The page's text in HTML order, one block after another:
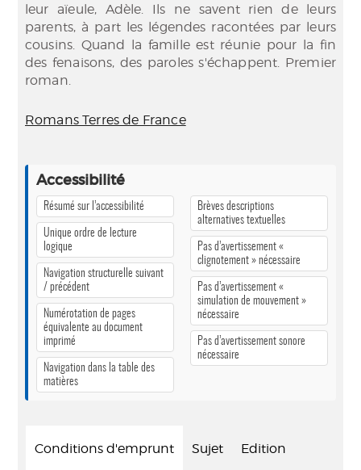
leur aïeule, Adèle. Ils ne savent rien de leurs
parents, à part les légendes racontées par leurs
cousins. Quand la famille est réunie pour la fin
des fenaisons, des paroles s'échappent. Premier
roman.
Romans Terres de France
Accessibilité
Résumé sur l’accessibilité
Unique ordre de lecture
logique
Navigation structurelle suivant
/ précédent
Numérotation de pages
équivalente au document
imprimé
Navigation dans la table des
matières
Brèves descriptions
alternatives textuelles
Pas d’avertissement «
clignotement » nécessaire
Pas d’avertissement «
simulation de mouvement »
nécessaire
Pas d’avertissement sonore
nécessaire
Conditions d'emprunt Sujet Edition